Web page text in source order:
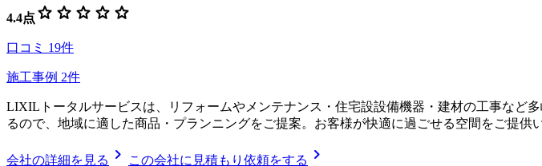
4.4点 star star star star star
口コミ 19件
施工事例 2件
LIXILトータルサービスは、リフォームやメンテナンス・住宅設設備機器・建材の工事など
るので、地域に適した商品・プランニングをご提案。お客様が快適に過ごせる空間をご提供
会社の詳細を見る chevron_right この会社に見積もり依頼をする chevron_right